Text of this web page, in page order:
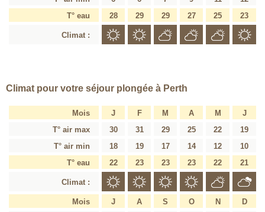
T° eau
28 29 29 27 25 23
Climat :
Climat pour votre séjour plongée à Perth
Mois J F M A M
J
T° air max
30 31 29 25 22
19
T° air min
18 19 17 14 12
10
T° eau
22 23 23 23 22 21
Climat :
Mois J A S O N
D